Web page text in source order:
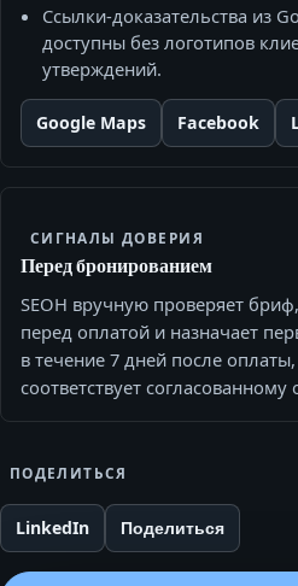
Ссылки‑доказательства из
доступны без логотипов
утверждений.
Google Maps Facebook
СИГНАЛЫ ДОВЕРИЯ
Перед бронированием
SEOH вручную проверяет
перед оплатой и назначает
в течение 7 дней после оплаты,
соответствует согласованному
ПОДЕЛИТЬСЯ
LinkedIn Поделиться